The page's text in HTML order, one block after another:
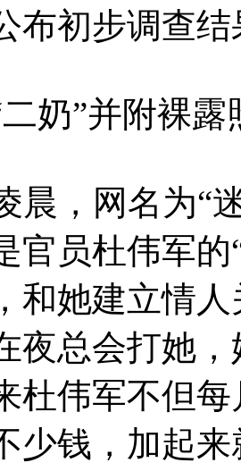
布初步调查结
奶”并附裸露
晨，网名为“
官员杜伟军
和她建立情
夜总会打她
杜伟军不但
少钱，加起